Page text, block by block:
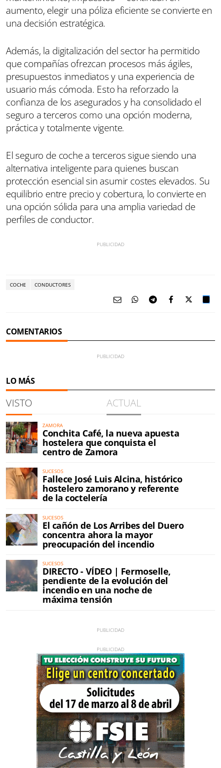
aumento, elegir una póliza eficiente se convierte en
una decisión estratégica.
Además, la digitalización del sector ha permitido
que compañías ofrezcan procesos más ágiles,
presupuestos inmediatos y una experiencia de
usuario más cómoda. Esto ha reforzado la
confianza de los asegurados y ha consolidado el
seguro a terceros como una opción moderna,
práctica y totalmente vigente.
El seguro de coche a terceros sigue siendo una
alternativa inteligente para quienes buscan
protección esencial sin asumir costes elevados. Su
equilibrio entre precio y cobertura, lo convierte en
una opción sólida para una amplia variedad de
perfiles de conductor.
COCHE CONDUCTORES
COMENTARIOS
LO MÁS
VISTO ACTUAL
ZAMORA
Conchita Café, la nueva apuesta
hostelera que conquista el
centro de Zamora
SUCESOS
Fallece José Luis Alcina, histórico
hostelero zamorano y referente
de la coctelería
SUCESOS
El cañón de Los Arribes del Duero
concentra ahora la mayor
preocupación del incendio
SUCESOS
DIRECTO - VÍDEO | Fermoselle,
pendiente de la evolución del
incendio en una noche de
máxima tensión